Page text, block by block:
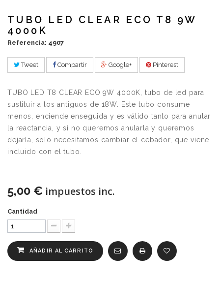
TUBO LED CLEAR ECO T8 9W
4000K
Referencia: 4907
Tweet Compartir Google+ Pinterest
TUBO LED T8 CLEAR ECO 9W 4000K, tubo de led para
sustituir a los antiguos de 18W. Este tubo consume
menos, enciende enseguida y es válido tanto para anular
la reactancia, y si no queremos anularla y queremos
dejarla, solo necesitamos cambiar el cebador, que viene
incluido con el tubo.
5,00 € impuestos inc.
Cantidad
AÑADIR AL CARRITO